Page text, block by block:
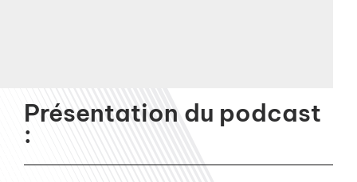
Présentation du podcast
: